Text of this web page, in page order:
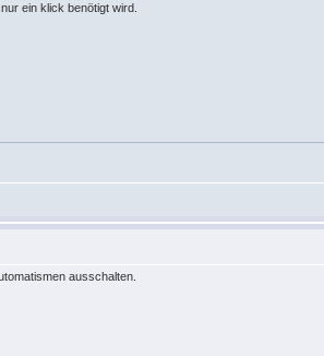
ein klick benötigt wird.
ausschalten.